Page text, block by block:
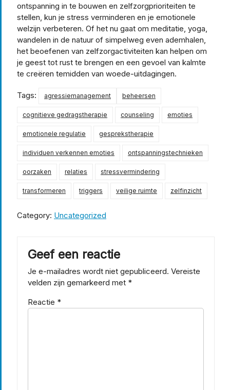
ontspanning in te bouwen en zelfzorgprioriteiten te
stellen, kun je stress verminderen en je emotionele
welzijn verbeteren. Of het nu gaat om meditatie, yoga,
wandelen in de natuur of simpelweg even ademhalen,
het beoefenen van zelfzorgactiviteiten kan helpen om
je geest tot rust te brengen en een gevoel van kalmte
te creëren temidden van woede-uitdagingen.
Tags: agressiemanagement beheersen
cognitieve gedragstherapie counseling emoties
emotionele regulatie gesprekstherapie
individuen verkennen emoties ontspanningstechnieken
oorzaken relaties stressvermindering
transformeren triggers veilige ruimte zelfinzicht
Category: Uncategorized
Geef een reactie
Je e-mailadres wordt niet gepubliceerd. Vereiste
velden zijn gemarkeerd met *
Reactie *